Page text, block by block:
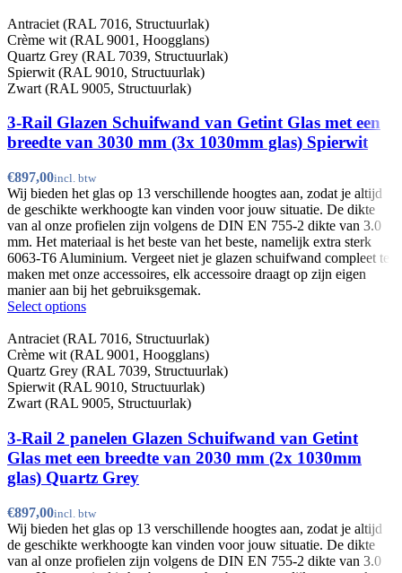
Antraciet (RAL 7016, Structuurlak)
Crème wit (RAL 9001, Hoogglans)
Quartz Grey (RAL 7039, Structuurlak)
Spierwit (RAL 9010, Structuurlak)
Zwart (RAL 9005, Structuurlak)
3-Rail Glazen Schuifwand van Getint Glas met een
breedte van 3030 mm (3x 1030mm glas) Spierwit
€
Wij bieden het glas op 13 verschillende hoogtes aan, zodat je altijd
de geschikte werkhoogte kan vinden voor jouw situatie. De dikte
van al onze profielen zijn volgens de DIN EN 755-2 dikte van 3.0
mm. Het materiaal is het beste van het beste, namelijk extra sterk
6063-T6 Aluminium. Vergeet niet je glazen schuifwand compleet te
maken met onze accessoires, elk accessoire draagt op zijn eigen
manier aan bij het gebruiksgemak.
Select options
Antraciet (RAL 7016, Structuurlak)
Crème wit (RAL 9001, Hoogglans)
Quartz Grey (RAL 7039, Structuurlak)
Spierwit (RAL 9010, Structuurlak)
Zwart (RAL 9005, Structuurlak)
3-Rail 2 panelen Glazen Schuifwand van Getint
Glas met een breedte van 2030 mm (2x 1030mm
glas) Quartz Grey
€
Wij bieden het glas op 13 verschillende hoogtes aan, zodat je altijd
de geschikte werkhoogte kan vinden voor jouw situatie. De dikte
van al onze profielen zijn volgens de DIN EN 755-2 dikte van 3.0